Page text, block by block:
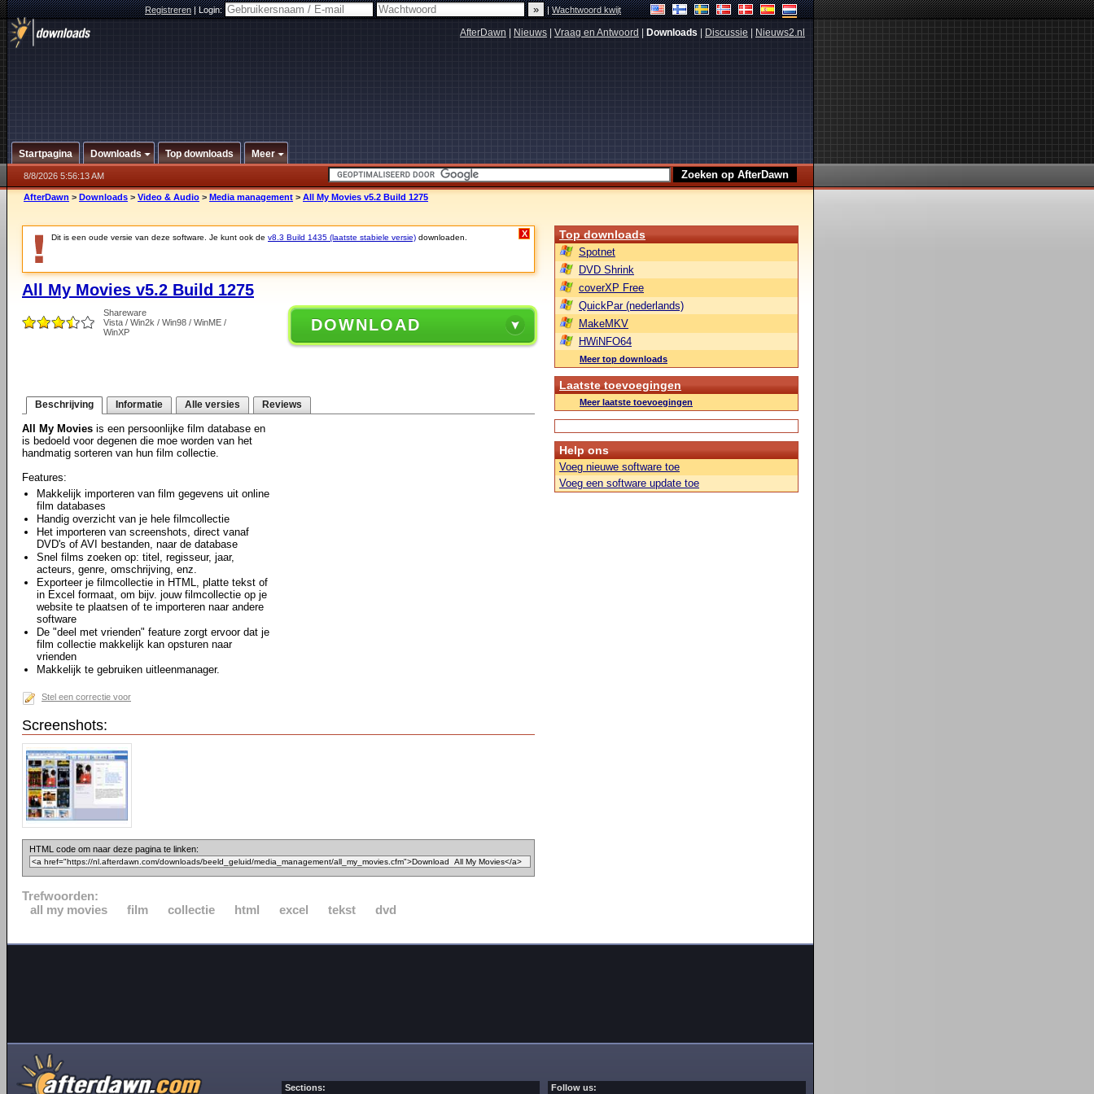
Registreren|Login: |Wachtwoord kwijt
AfterDawn Nieuws Vraag en Antwoord Downloads Discussie Nieuws2.nl
Startpagina Downloads Top downloads Meer
8/8/2026 5:56:13 AM
AfterDawn > Downloads > Video & Audio > Media management > All My Movies v5.2 Build 1275
Dit is een oude versie van deze software. Je kunt ook de v8.3 Build 1435 (laatste stabiele versie) downloaden. X
All My Movies v5.2 Build 1275
Shareware
Vista / Win2k / Win98 / WinME /
WinXP
DOWNLOAD
Beschrijving Informatie Alle versies Reviews
All My Movies is een persoonlijke film database en
is bedoeld voor degenen die moe worden van het
handmatig sorteren van hun film collectie.
Features:
Makkelijk importeren van film gegevens uit online
film databases
Handig overzicht van je hele filmcollectie
Het importeren van screenshots, direct vanaf
DVD's of AVI bestanden, naar de database
Snel films zoeken op: titel, regisseur, jaar,
acteurs, genre, omschrijving, enz.
Exporteer je filmcollectie in HTML, platte tekst of
in Excel formaat, om bijv. jouw filmcollectie op je
website te plaatsen of te importeren naar andere
software
De "deel met vrienden" feature zorgt ervoor dat je
film collectie makkelijk kan opsturen naar
vrienden
Makkelijk te gebruiken uitleenmanager.
Stel een correctie voor
Screenshots:
HTML code om naar deze pagina te linken:
Trefwoorden:
all my movies
film collectie html excel tekst dvd
Top downloads
Spotnet
DVD Shrink
coverXP Free
QuickPar (nederlands)
MakeMKV
HWiNFO64
Meer top downloads
Laatste toevoegingen
Meer laatste toevoegingen
Help ons
Voeg nieuwe software toe
Voeg een software update toe
Sections: Follow us: